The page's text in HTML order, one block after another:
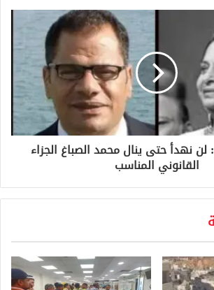
نهدأ حتى ينال محمد الصباغ الجزاء
القانوني المناسب